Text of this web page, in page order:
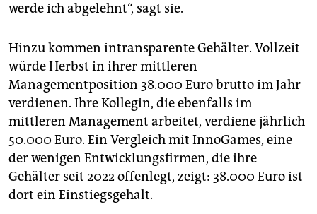
werde ich abgelehnt“, sagt sie.
Hinzu kommen intransparente Gehälter. Vollzeit
würde Herbst in ihrer mittleren
Managementposition 38.000 Euro brutto im Jahr
verdienen. Ihre Kollegin, die ebenfalls im
mittleren Management arbeitet, verdiene jährlich
50.000 Euro. Ein Vergleich mit InnoGames, eine
der wenigen Entwicklungsfirmen, die ihre
Gehälter seit 2022 offenlegt, zeigt: 38.000 Euro ist
dort ein Einstiegsgehalt.